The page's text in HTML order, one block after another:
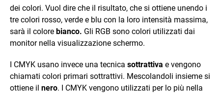
dei colori. Vuol dire che il risultato, che si ottiene unendo i
tre colori rosso, verde e blu con la loro intensità massima,
sarà il colore bianco. Gli RGB sono colori utilizzati dai
monitor nella visualizzazione schermo.
I CMYK usano invece una tecnica sottrattiva e vengono
chiamati colori primari sottrattivi. Mescolandoli insieme si
ottiene il nero. I CMYK vengono utilizzati per lo più nella